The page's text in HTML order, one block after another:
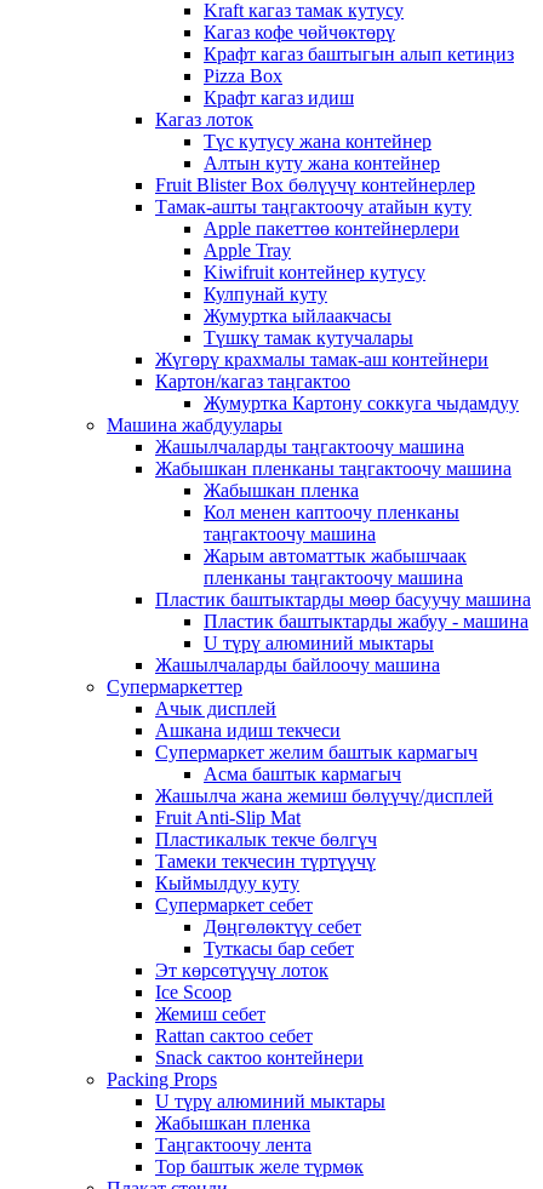
Kraft кагаз тамак кутусу
Кагаз кофе чөйчөктөрү
Крафт кагаз баштыгын алып кетиңиз
Pizza Box
Крафт кагаз идиш
Кагаз лоток
Түс кутусу жана контейнер
Алтын куту жана контейнер
Fruit Blister Box бөлүүчү контейнерлер
Тамак-ашты таңгактоочу атайын куту
Apple пакеттөө контейнерлери
Apple Tray
Kiwifruit контейнер кутусу
Кулпунай куту
Жумуртка ыйлаакчасы
Түшкү тамак кутучалары
Жүгөрү крахмалы тамак-аш контейнери
Картон/кагаз таңгактоо
Жумуртка Картону соккуга чыдамдуу
Машина жабдуулары
Жашылчаларды таңгактоочу машина
Жабышкан пленканы таңгактоочу машина
Жабышкан пленка
Кол менен каптоочу пленканы
таңгактоочу машина
Жарым автоматтык жабышчаак
пленканы таңгактоочу машина
Пластик баштыктарды мөөр басуучу машина
Пластик баштыктарды жабуу - машина
U түрү алюминий мыктары
Жашылчаларды байлоочу машина
Супермаркеттер
Ачык дисплей
Ашкана идиш текчеси
Супермаркет желим баштык кармагыч
Асма баштык кармагыч
Жашылча жана жемиш бөлүүчү/дисплей
Fruit Anti-Slip Mat
Пластикалык текче бөлгүч
Тамеки текчесин түртүүчү
Кыймылдуу куту
Супермаркет себет
Дөңгөлөктүү себет
Туткасы бар себет
Эт көрсөтүүчү лоток
Ice Scoop
Жемиш себет
Rattan сактоо себет
Snack сактоо контейнери
Packing Props
U түрү алюминий мыктары
Жабышкан пленка
Таңгактоочу лента
Тор баштык желе түрмөк